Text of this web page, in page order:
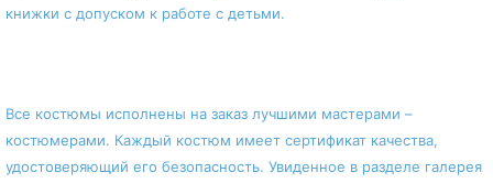
книжки с допуском к работе с детьми.
Все костюмы исполнены на заказ лучшими мастерами –
костюмерами. Каждый костюм имеет сертификат качества,
удостоверяющий его безопасность. Увиденное в разделе галерея